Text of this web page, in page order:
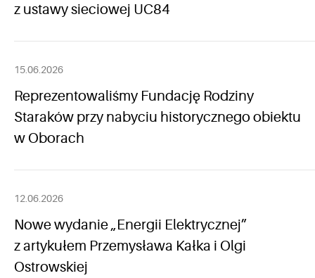
z ustawy sieciowej UC84
15.06.2026
Reprezentowaliśmy Fundację Rodziny
Staraków przy nabyciu historycznego obiektu
w Oborach
12.06.2026
Nowe wydanie „Energii Elektrycznej”
z artykułem Przemysława Kałka i Olgi
Ostrowskiej